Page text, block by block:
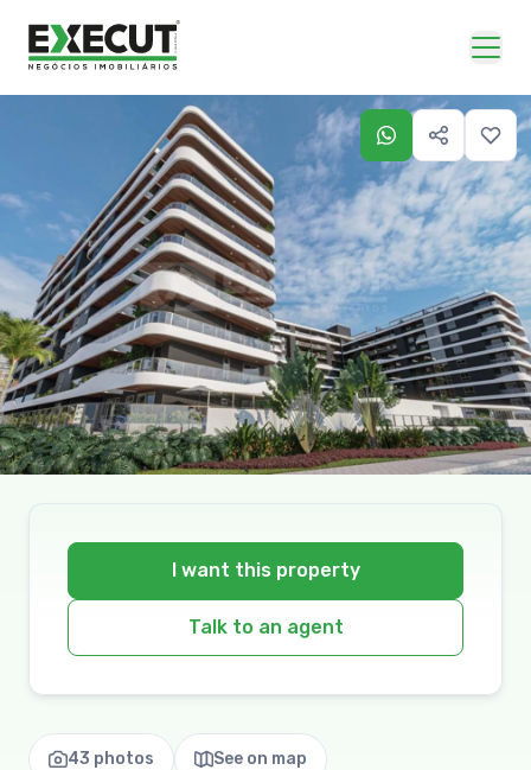
43 photos See on map
I want this property
Talk to an agent